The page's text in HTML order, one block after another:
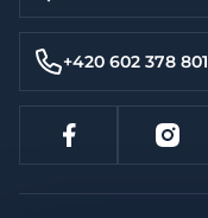
+420 602 378 801